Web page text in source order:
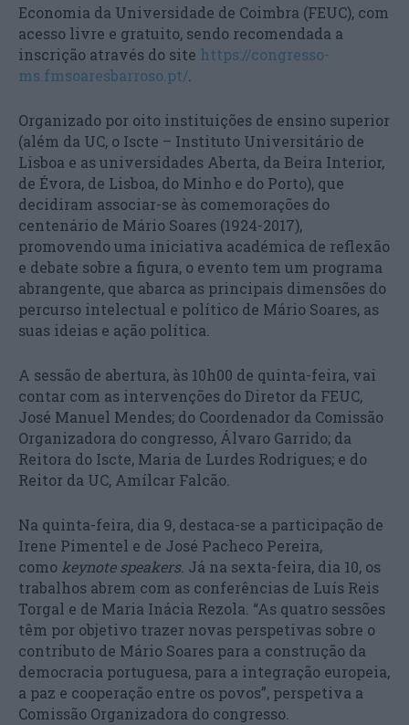
Economia da Universidade de Coimbra (FEUC), com
acesso livre e gratuito, sendo recomendada a
inscrição através do site https://congresso-
ms.fmsoaresbarroso.pt/.
Organizado por oito instituições de ensino superior
(além da UC, o Iscte – Instituto Universitário de
Lisboa e as universidades Aberta, da Beira Interior,
de Évora, de Lisboa, do Minho e do Porto), que
decidiram associar-se às comemorações do
centenário de Mário Soares (1924-2017),
promovendo uma iniciativa académica de reflexão
e debate sobre a figura, o evento tem um programa
abrangente, que abarca as principais dimensões do
percurso intelectual e político de Mário Soares, as
suas ideias e ação política.
A sessão de abertura, às 10h00 de quinta-feira, vai
contar com as intervenções do Diretor da FEUC,
José Manuel Mendes; do Coordenador da Comissão
Organizadora do congresso, Álvaro Garrido; da
Reitora do Iscte, Maria de Lurdes Rodrigues; e do
Reitor da UC, Amílcar Falcão.
Na quinta-feira, dia 9, destaca-se a participação de
Irene Pimentel e de José Pacheco Pereira,
como keynote speakers. Já na sexta-feira, dia 10, os
trabalhos abrem com as conferências de Luís Reis
Torgal e de Maria Inácia Rezola. “As quatro sessões
têm por objetivo trazer novas perspetivas sobre o
contributo de Mário Soares para a construção da
democracia portuguesa, para a integração europeia,
a paz e cooperação entre os povos”, perspetiva a
Comissão Organizadora do congresso.